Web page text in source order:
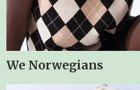
We Norwegians